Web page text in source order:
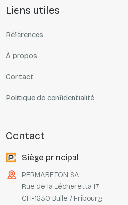
liens utiles
Références
À propos
Contact
Politique de confidentialité
contact
Siège principal
PERMABETON SA
Rue de la Lécheretta 17
CH-1630 Bulle / Fribourg